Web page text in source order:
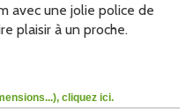
avec une jolie police de
plaisir à un proche.
cliquez ici.